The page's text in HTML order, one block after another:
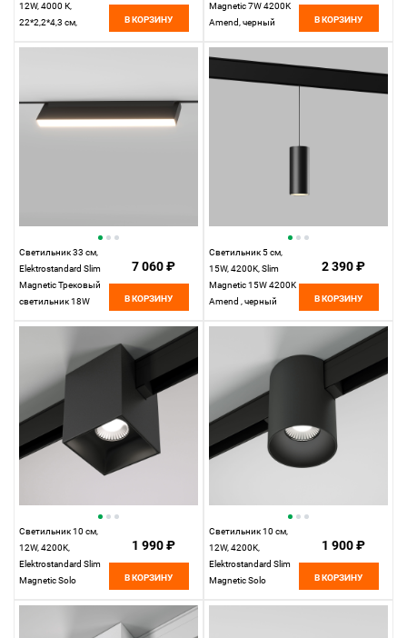
12W, 4000 К,
22*2,2*4,3 см,
В КОРЗИНУ
Magnetic 7W 4200K
Amend, черный
В КОРЗИНУ
Светильник 33 см,
Elektrostandard Slim
Magnetic Трековый
светильник 18W
7 060 ₽
В КОРЗИНУ
Светильник 5 см,
15W, 4200K, Slim
Magnetic 15W 4200K
Amend , черный
2 390 ₽
В КОРЗИНУ
Светильник 10 см,
12W, 4200K,
Elektrostandard Slim
Magnetic Solo
1 990 ₽
В КОРЗИНУ
Светильник 10 см,
12W, 4200K,
Elektrostandard Slim
Magnetic Solo
1 900 ₽
В КОРЗИНУ